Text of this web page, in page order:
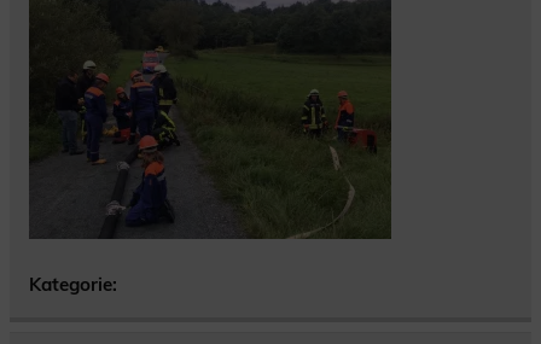
Kategorie: